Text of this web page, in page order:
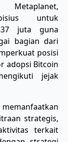
Metaplanet,
untuk
juta guna
bagian dari
posisi
adopsi Bitcoin
jejak
strategis,
terkait